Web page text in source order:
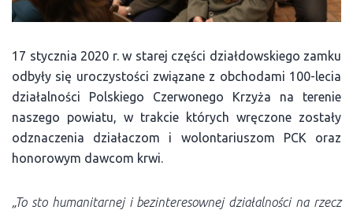
17 stycznia 2020 r. w starej części działdowskiego zamku
odbyły się uroczystości związane z obchodami 100-lecia
działalności Polskiego Czerwonego Krzyża na terenie
naszego powiatu, w trakcie których wręczone zostały
odznaczenia działaczom i wolontariuszom PCK oraz
honorowym dawcom krwi.
„To sto humanitarnej i bezinteresownej działalności na rzecz